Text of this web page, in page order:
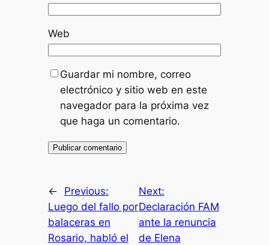
Web
Guardar mi nombre, correo
electrónico y sitio web en este
navegador para la próxima vez
que haga un comentario.
←
Previous:
Luego del fallo por
balaceras en
Rosario, habló el
Next:
Declaración FAM
ante la renuncia
de Elena